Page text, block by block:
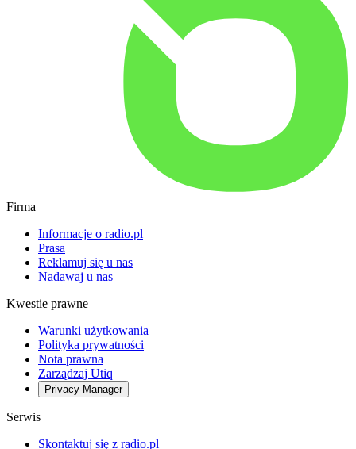
Firma
Informacje o radio.pl
Prasa
Reklamuj się u nas
Nadawaj u nas
Kwestie prawne
Warunki użytkowania
Polityka prywatności
Nota prawna
Zarządzaj Utiq
Privacy-Manager
Serwis
Skontaktuj się z radio.pl